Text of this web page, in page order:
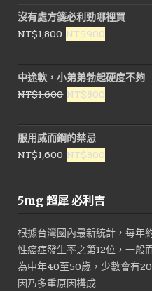
沒有處方箋必利勁哪裡買
NT$1,800 原
價
格：
NT$1,800。
NT$900
價
格：
NT$900。
中途軟，小弟弟勃起硬度不夠
NT$1,600 原
價
格：
NT$1,600。
NT$800
價
格：
NT$800。
服用威而鋼的禁忌
NT$1,600 原
格：
NT$800
5mg 超犀 必利吉
根據台灣國內最新統計，每年
性癌症發生率之第12位，一般
為中年40至50歲，少數會有
因乃多重原因構成